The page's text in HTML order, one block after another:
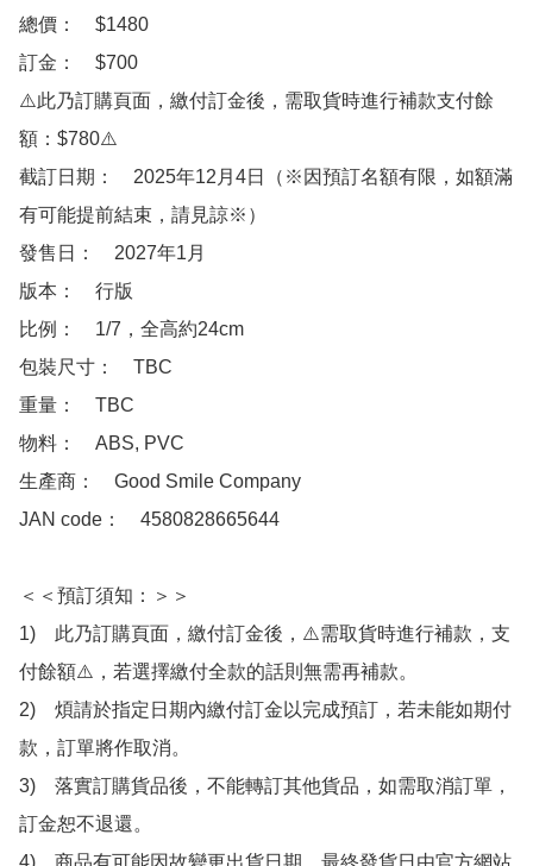
總價：　$1480
訂金：　$700
⚠️此乃訂購頁面，繳付訂金後，需取貨時進行補款支付餘
額：$780⚠️
截訂日期：　2025年12月4日（※因預訂名額有限，如額滿
有可能提前結束，請見諒※）
發售日：　2027年1月
版本：　行版
比例：　1/7，全高約24cm
包裝尺寸：　TBC
重量：　TBC
物料：　ABS, PVC
生產商：　Good Smile Company
JAN code：　4580828665644
＜＜預訂須知：＞＞
1)　此乃訂購頁面，繳付訂金後，⚠️需取貨時進行補款，支
付餘額⚠️，若選擇繳付全款的話則無需再補款。
2)　煩請於指定日期內繳付訂金以完成預訂，若未能如期付
款，訂單將作取消。
3)　落實訂購貨品後，不能轉訂其他貨品，如需取消訂單，
訂金恕不退還。